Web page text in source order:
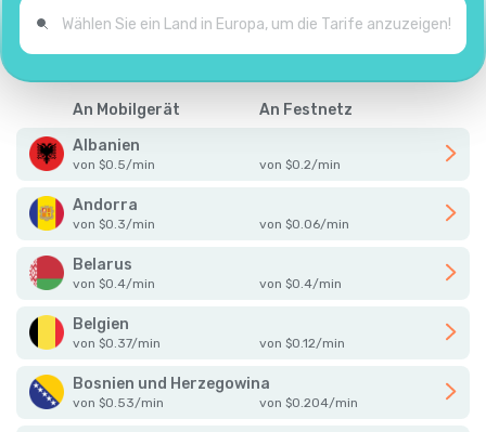
An Mobilgerät
An Festnetz
Albanien
von $0.5/min von $0.2/min
Andorra
von $0.3/min von $0.06/min
Belarus
von $0.4/min von $0.4/min
Belgien
von $0.37/min von $0.12/min
Bosnien und Herzegowina
von $0.53/min von $0.204/min